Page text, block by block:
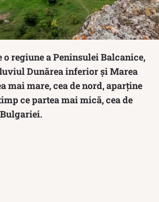
o regiune a Peninsulei Balcanice,
Dunărea inferior și Marea
mai mare, cea de nord, aparține
ce partea mai mică, cea de